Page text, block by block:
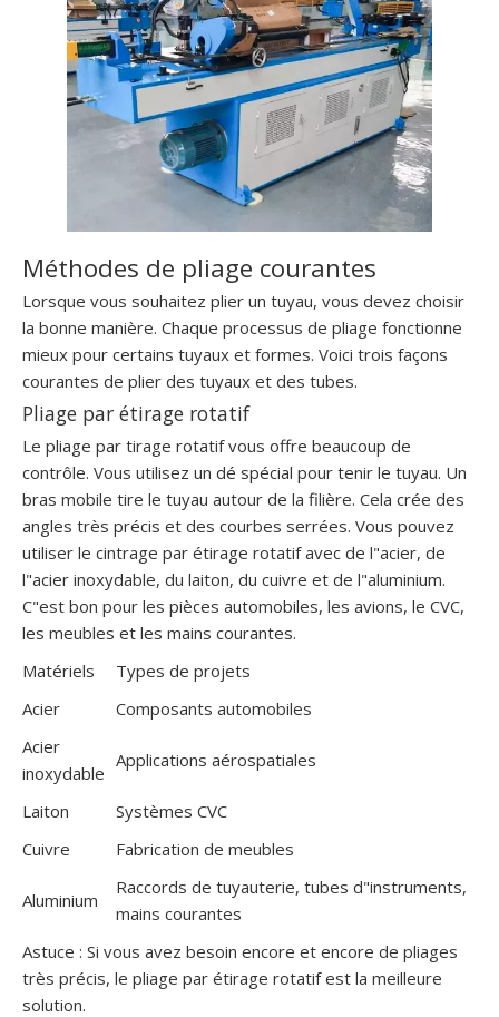
Méthodes de pliage courantes
Lorsque vous souhaitez plier un tuyau, vous devez choisir
la bonne manière. Chaque processus de pliage fonctionne
mieux pour certains tuyaux et formes. Voici trois façons
courantes de plier des tuyaux et des tubes.
Pliage par étirage rotatif
Le pliage par tirage rotatif vous offre beaucoup de
contrôle. Vous utilisez un dé spécial pour tenir le tuyau. Un
bras mobile tire le tuyau autour de la filière. Cela crée des
angles très précis et des courbes serrées. Vous pouvez
utiliser le cintrage par étirage rotatif avec de l"acier, de
l"acier inoxydable, du laiton, du cuivre et de l"aluminium.
C"est bon pour les pièces automobiles, les avions, le CVC,
les meubles et les mains courantes.
Matériels
Types de projets
Acier
Composants automobiles
Acier
inoxydable
Applications aérospatiales
Laiton
Systèmes CVC
Cuivre
Fabrication de meubles
Aluminium
Raccords de tuyauterie, tubes d"instruments,
mains courantes
Astuce : Si vous avez besoin encore et encore de pliages
très précis, le pliage par étirage rotatif est la meilleure
solution.